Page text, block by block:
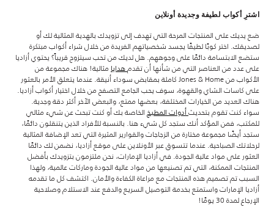
اشترِ أكواب لطيفة وجديدة أونلاين
ضع يديك على المنتجات المرحة التي تهدف إلى تزويدك بالهدية المثالية لك أو
لصديقك. اختر كوبًا لطيفًا يجسد شخصياتهم الفريدة من خلال شراء أكواب مبتكرة
ستضع الابتسامة دائمًا على وجوههم. هل لديك من تحب سيتزوج قريباً؟ يحتوي أزاديا
على عدد من العناصر التي من شأنها أن تقدمهدايا مثالية! هناك مجموعة من
الأكواب من Jones & Home كاملة بمقابض سوداء أنيقة. عندما يتعلق الأمر بالعثور
على كاسات الشاي والقهوة، سوف يحب الجامع التصفح من خلال اختيار أكواب أزاديا.
هناك العديد من الخيارات المختلفة، بعضها ممتع، والبعض الآخر أكثر دقة وجدية.
سواء كنت تقوم بتحديثأدوات المطبخ الخاصة بك أو كنت تبحث عن شيء مثالي
للمكتب، فمن المؤكد أنك ستجد كل شيء هنا. بالنسبة للأفراد الذين يتنقلون دائمًا،
ستجد أيضًا مجموعة مختارة من الزجاجات والقوارير المثيرة التي تعد الإضافة المثالية
لرحلاتك الصباحية. عندما تتسوق عبر الأونلاين على موقع أزاديا، نضمن لك دائمًا
العثور على مواد عالية الجودة. في أزاديا الإمارات، نحن ملتزمون بتزويدك بأفضل
المنتجات الممكنة، التي تم تصنيعها من مواد عالية الجودة وماركات عالمية، ولهذا
السبب تم تصميم هذه المنتجات مع مراعاة الكفاءة والأمان. اكتشف كل ما تقدمه
أزاديا الإمارات واستمتع بخدمة التوصيل السريع والدفع عند الاستلام وصلاحية
الإرجاع لمدة 30 يومًا!